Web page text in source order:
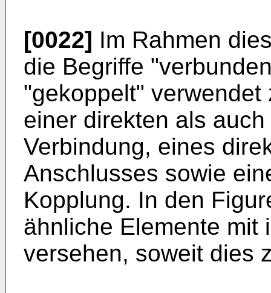
[0022] Im Rahmen
die Begriffe
"gekoppelt"
einer direkten als
Verbindung, eines
Anschlusses sowie
Kopplung. In den
ähnliche Elemente mit
versehen, soweit dies